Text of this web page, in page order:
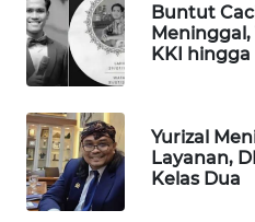
Buntut
Meninggal,
KKI
Yurizal
Layanan,
Kelas Dua
LISTRIK
WAHANA
TRAVEL
WAHANA
TV